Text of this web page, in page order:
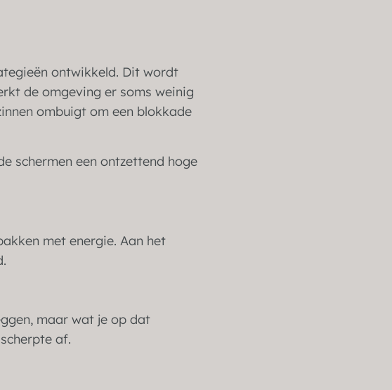
ontwikkeld. Dit wordt
de omgeving er soms weinig
ombuigt om een blokkade
schermen een ontzettend hoge
met energie. Aan het
maar wat je op dat
af.